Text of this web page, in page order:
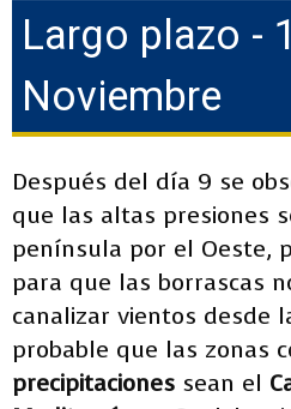
Largo plazo -
Noviembre
Después del día 9 se
que las altas presiones
península por el Oeste,
para que las borrascas
canalizar vientos desde
probable que las zonas
precipitaciones sean el